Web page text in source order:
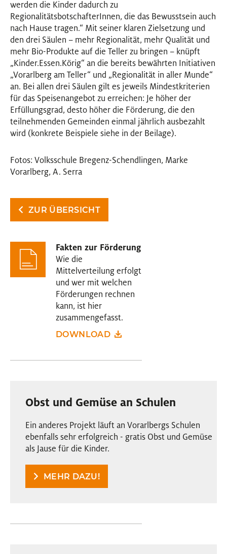
werden die Kinder dadurch zu
RegionalitätsbotschafterInnen, die das Bewusstsein auch
nach Hause tragen.“ Mit seiner klaren Zielsetzung und
den drei Säulen – mehr Regionalität, mehr Qualität und
mehr Bio-Produkte auf die Teller zu bringen – knüpft
„Kinder.Essen.Körig“ an die bereits bewährten Initiativen
„Vorarlberg am Teller“ und „Regionalität in aller Munde“
an. Bei allen drei Säulen gilt es jeweils Mindestkriterien
für das Speisenangebot zu erreichen: Je höher der
Erfüllungsgrad, desto höher die Förderung, die den
teilnehmenden Gemeinden einmal jährlich ausbezahlt
wird (konkrete Beispiele siehe in der Beilage).
Fotos: Volksschule Bregenz-Schendlingen, Marke
Vorarlberg, A. Serra
ZUR ÜBERSICHT
Fakten zur Förderung
Wie die
Mittelverteilung erfolgt
und wer mit welchen
Förderungen rechnen
kann, ist hier
zusammengefasst.
DOWNLOAD
Obst und Gemüse an Schulen
Ein anderes Projekt läuft an Vorarlbergs Schulen
ebenfalls sehr erfolgreich - gratis Obst und Gemüse
als Jause für die Kinder.
MEHR DAZU!